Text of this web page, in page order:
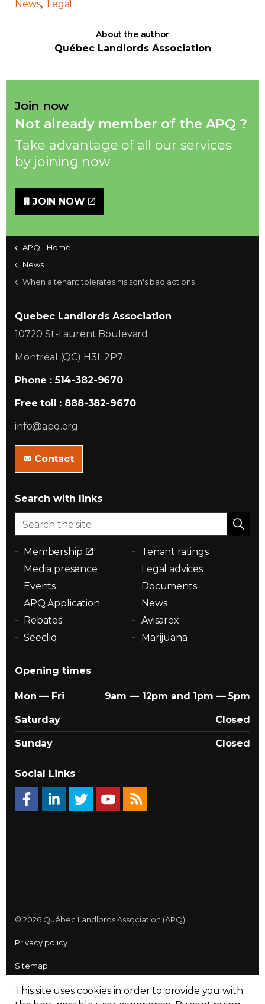
News
Legal
About the author
Québec Landlords Association
Join now
Not already member of the APQ ?
Take advantage of all our services
by joining now
JOIN NOW
APQ - Home
News
When a tenant tolerates his son's bad actions
Quebec Landlords Association
10720 St-Laurent Boulevard
Montréal (QC) H3L 2P7
Phone : 514-382-9670
Free toll : 888-382-9670
info@apq.org
Contact
Search with links
Membership
Tenant ratings
Media presence
Legal advices
Events
Documents
APQ Application
News
Rebates
Avisarex
Seecliq
Marijuana
Opening times
Mon — Fri 9am — 12pm and 1pm — 5pm
Saturday Closed
Sunday Closed
Social Links
© 2026 Québec Landlords Association (APQ)
Privacy policy
Sitemap
Made with uSkinned
This site uses cookies in order to provide you with